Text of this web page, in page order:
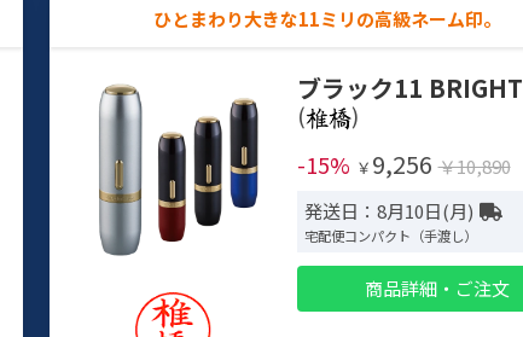
ひとまわり大きな11ミリの高級ネーム印。
ブラック11 BRIGHT
(
)
-15% ￥ 9,256 ￥10,890
発送日：8月10日(月)
宅配便コンパクト（手渡し）
商品詳細・ご注文